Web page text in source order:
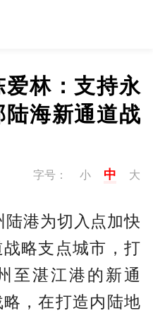
林：支持永
海新通道战
字号： 小 中 大
陆港为切入点加快
略支点城市，打
至湛江港的新通
，在打造内陆地